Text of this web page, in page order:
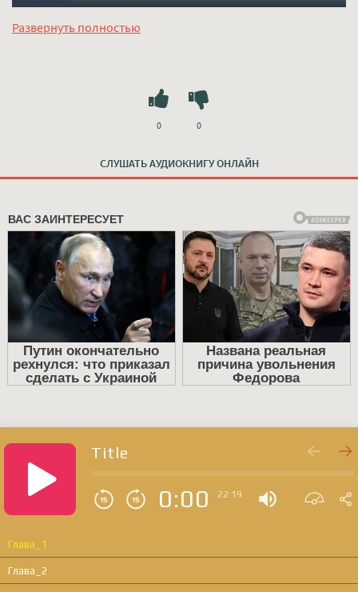
Развернуть полностью
СЛУШАТЬ АУДИОКНИГУ ОНЛАЙН
0 0
Title
0:00 22:19
Глава_1
Глава_2